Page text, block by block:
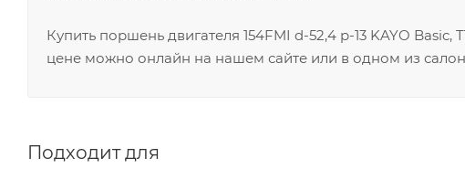
Купить поршень двигателя 154FMI d-52,4 p-13 KAYO Basic,
цене можно онлайн на нашем сайте или в одном из
Подходит для